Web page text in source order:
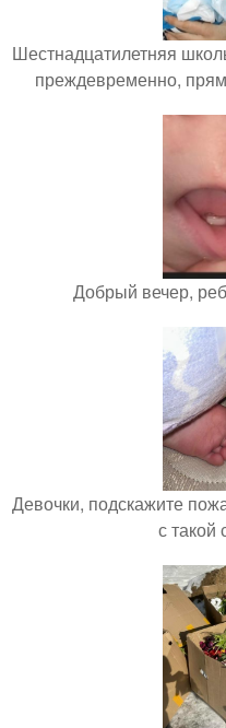
Шестнадцатилетняя
преждевременно,
Добрый вечер,
Девочки, подскажите
с такой